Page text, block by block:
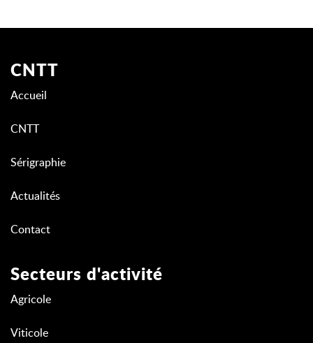
CNTT
Accueil
CNTT
Sérigraphie
Actualités
Contact
Secteurs d'activité
Agricole
Viticole